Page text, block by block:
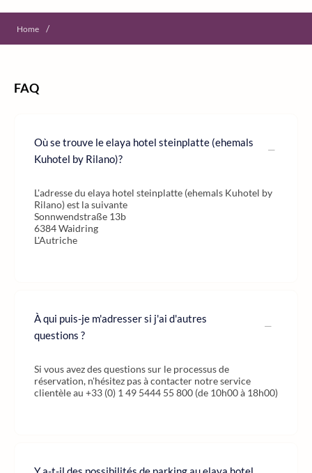
Home /
FAQ
Où se trouve le elaya hotel steinplatte (ehemals
Kuhotel by Rilano)?
L'adresse du elaya hotel steinplatte (ehemals Kuhotel by
Rilano) est la suivante
Sonnwendstraße 13b
6384 Waidring
L'Autriche
À qui puis-je m'adresser si j'ai d'autres
questions ?
Si vous avez des questions sur le processus de
réservation, n'hésitez pas à contacter notre service
clientèle au +33 (0) 1 49 5444 55 800 (de 10h00 à 18h00)